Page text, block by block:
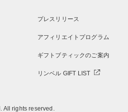
プレスリリース
アフィリエイトプログラム
ギフトブティックのご案内
リンベル GIFT LIST
All rights reserved.